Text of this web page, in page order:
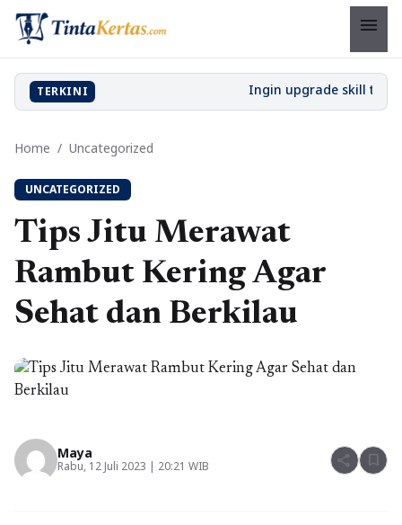
menu
TERKINI
Home / Uncategorized
UNCATEGORIZED
Tips Jitu Merawat
Rambut Kering Agar
Sehat dan Berkilau
Maya
Rabu, 12 Juli 2023 | 20:21 WIB share bookmark